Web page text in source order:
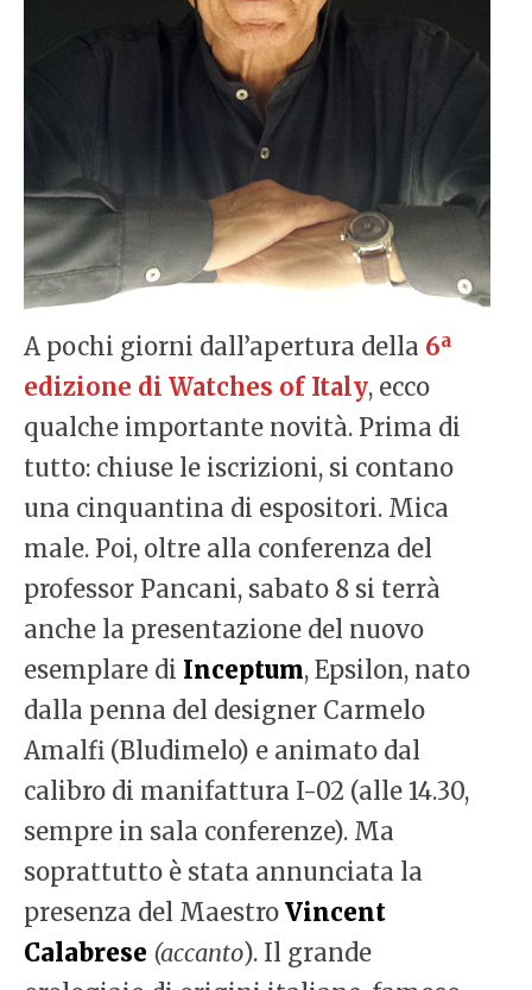
A pochi giorni dall’apertura della 6a
edizione di Watches of Italy, ecco
qualche importante novità. Prima di
tutto: chiuse le iscrizioni, si contano
una cinquantina di espositori. Mica
male. Poi, oltre alla conferenza del
professor Pancani, sabato 8 si terrà
anche la presentazione del nuovo
esemplare di Inceptum, Epsilon, nato
dalla penna del designer Carmelo
Amalfi (Bludimelo) e animato dal
calibro di manifattura I-02 (alle 14.30,
sempre in sala conferenze). Ma
soprattutto è stata annunciata la
presenza del Maestro Vincent
Calabrese (accanto). Il grande